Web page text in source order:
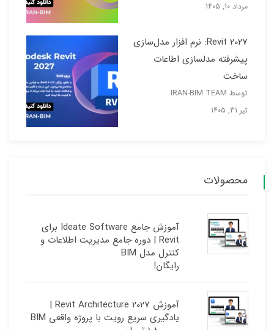
مرداد 10, 1405
Revit 2027: نرم افزار مدل‌سازی
پیشرفته مدلسازی اطاعات
ساخت
توسط IRAN-BIM TEAM
تیر 31, 1405
محصولات
آموزش جامع Ideate Software برای
Revit | دوره جامع مدیریت اطلاعات و
کنترل مدل BIM
رایگان!
آموزش Revit Architecture 2027 |
یادگیری سریع رویت با پروژه واقعی BIM